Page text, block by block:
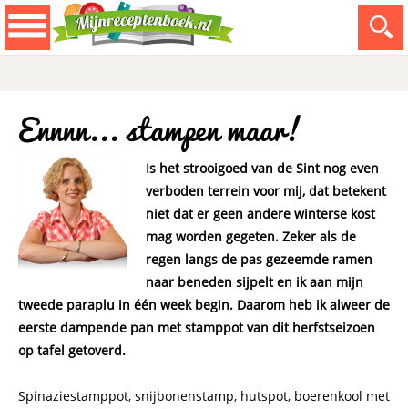
Ennnn... stampen maar!
Is het strooigoed van de Sint nog even
verboden terrein voor mij, dat betekent
niet dat er geen andere winterse kost
mag worden gegeten. Zeker als de
regen langs de pas gezeemde ramen
naar beneden sijpelt en ik aan mijn
tweede paraplu in één week begin. Daarom heb ik alweer de
eerste dampende pan met stamppot van dit herfstseizoen
op tafel getoverd.
Spinaziestamppot, snijbonenstamp, hutspot, boerenkool met